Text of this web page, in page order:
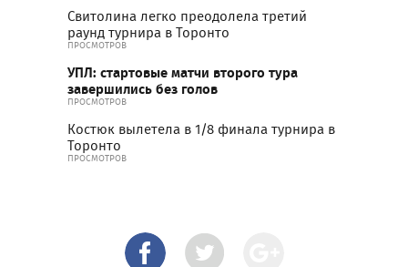
Свитолина легко преодолела третий
раунд турнира в Торонто
ПРОСМОТРОВ
УПЛ: стартовые матчи второго тура
завершились без голов
ПРОСМОТРОВ
Костюк вылетела в 1/8 финала турнира в
Торонто
ПРОСМОТРОВ